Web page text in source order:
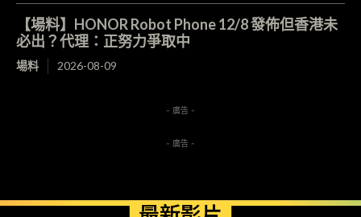
【場料】HONOR Robot Phone 12/8 發佈但香港未
必出？代理：正努力爭取中
場料 2026-08-09
- 廣告 -
- 廣告 -